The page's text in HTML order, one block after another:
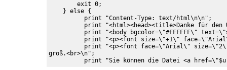
exit 0;
} else {
print "Content-Type: text/html\n\n";
print "<html><head><title>Danke für den
print "<body bgcolor=\"#FFFFFF\"
print "<p><font size=\"+1\"
print "<p><font face=\"Arial\"
groß.<br>\n";